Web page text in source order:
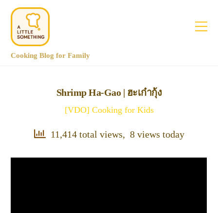
Cooking Blog for Family
Shrimp Ha-Gao | ฮะเก๋ากุ้ง
[VDO] Cooking for Kids
11,414 total views, 8 views today